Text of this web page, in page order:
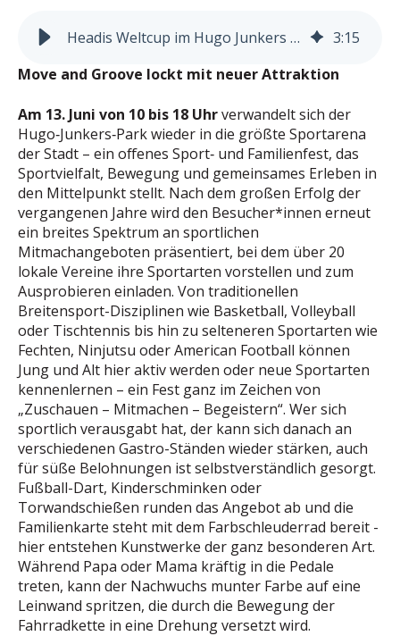
Headis Weltcup im Hugo Junkers Park 3:15
Move and Groove lockt mit neuer Attraktion
Am 13. Juni von 10 bis 18 Uhrverwandelt sich der
Hugo‑Junkers‑Park wieder in die größte Sportarena
der Stadt – ein offenes Sport‑ und Familienfest, das
Sportvielfalt, Bewegung und gemeinsames Erleben in
den Mittelpunkt stellt. Nach dem großen Erfolg der
vergangenen Jahre wird den Besucher*innen erneut
ein breites Spektrum an sportlichen
Mitmachangeboten präsentiert, bei dem über 20
lokale Vereine ihre Sportarten vorstellen und zum
Ausprobieren einladen. Von traditionellen
Breitensport-Disziplinen wie Basketball, Volleyball
oder Tischtennis bis hin zu selteneren Sportarten wie
Fechten, Ninjutsu oder American Football können
Jung und Alt hier aktiv werden oder neue Sportarten
kennenlernen – ein Fest ganz im Zeichen von
„Zuschauen – Mitmachen – Begeistern“. Wer sich
sportlich verausgabt hat, der kann sich danach an
verschiedenen Gastro-Ständen wieder stärken, auch
für süße Belohnungen ist selbstverständlich gesorgt.
Fußball-Dart, Kinderschminken oder
Torwandschießen runden das Angebot ab und die
Familienkarte steht mit dem Farbschleuderrad bereit -
hier entstehen Kunstwerke der ganz besonderen Art.
Während Papa oder Mama kräftig in die Pedale
treten, kann der Nachwuchs munter Farbe auf eine
Leinwand spritzen, die durch die Bewegung der
Fahrradkette in eine Drehung versetzt wird.